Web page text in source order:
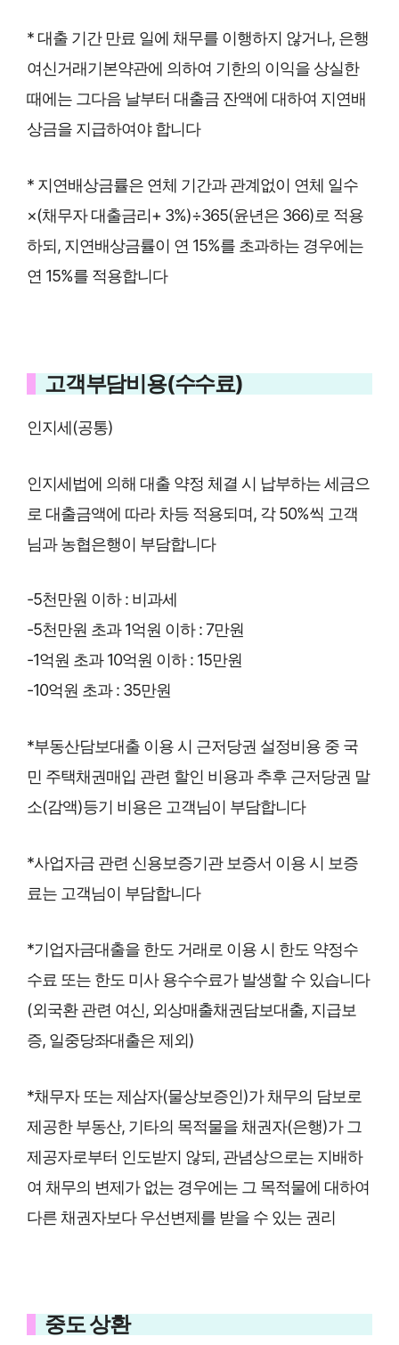
* 대출 기간 만료 일에 채무를 이행하지 않거나, 은행
여신거래기본약관에 의하여 기한의 이익을 상실한
때에는 그다음 날부터 대출금 잔액에 대하여 지연배
상금을 지급하여야 합니다
* 지연배상금률은 연체 기간과 관계없이 연체 일수
×(채무자 대출금리+ 3%)÷365(윤년은 366)로 적용
하되, 지연배상금률이 연 15%를 초과하는 경우에는
연 15%를 적용합니다
고객부담비용(수수료)
인지세(공통)
인지세법에 의해 대출 약정 체결 시 납부하는 세금으
로 대출금액에 따라 차등 적용되며, 각 50%씩 고객
님과 농협은행이 부담합니다
-5천만원 이하 : 비과세
-5천만원 초과 1억원 이하 : 7만원
-1억원 초과 10억원 이하 : 15만원
-10억원 초과 : 35만원
*부동산담보대출 이용 시 근저당권 설정비용 중 국
민 주택채권매입 관련 할인 비용과 추후 근저당권 말
소(감액)등기 비용은 고객님이 부담합니다
*사업자금 관련 신용보증기관 보증서 이용 시 보증
료는 고객님이 부담합니다
*기업자금대출을 한도 거래로 이용 시 한도 약정수
수료 또는 한도 미사 용수수료가 발생할 수 있습니다
(외국환 관련 여신, 외상매출채권담보대출, 지급보
증, 일중당좌대출은 제외)
*채무자 또는 제삼자(물상보증인)가 채무의 담보로
제공한 부동산, 기타의 목적물을 채권자(은행)가 그
제공자로부터 인도받지 않되, 관념상으로는 지배하
여 채무의 변제가 없는 경우에는 그 목적물에 대하여
다른 채권자보다 우선변제를 받을 수 있는 권리
중도 상환